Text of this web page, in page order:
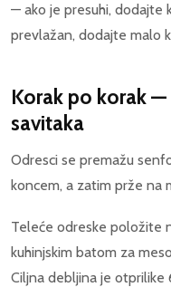
— ako je presuhi, dodajte
prevlažan, dodajte malo
Korak po korak —
savitaka
Odresci se premažu
koncem, a zatim prže na
Teleće odreske položite
kuhinjskim batom za
Ciljna debljina je otprilike